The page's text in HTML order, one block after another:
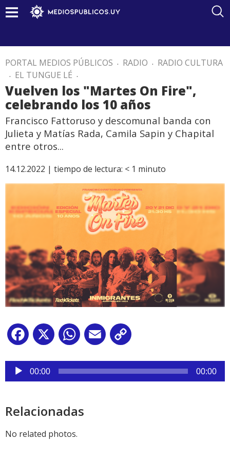
PORTAL MEDIOS PÚBLICOS . RADIO . RADIO CULTURA
. EL TUNGUE LÉ .
Vuelven los "Martes On Fire",
celebrando los 10 años
Francisco Fattoruso y descomunal banda con
Julieta y Matías Rada, Camila Sapin y Chapital
entre otros...
14.12.2022 | tiempo de lectura: < 1 minuto
Facebook
X WhatsApp
Email
Reproductor
audio
00:00 00:00
Relacionadas
No related photos.